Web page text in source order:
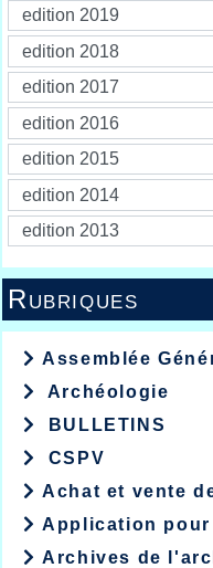
Rubriques
Assemblée
Archéologie
BULLETINS
CSPV
Achat et vente
Application pour
Archives de